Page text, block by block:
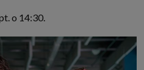
o 14:30.